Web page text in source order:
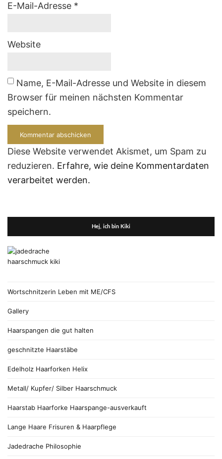
E-Mail-Adresse *
Website
Name, E-Mail-Adresse und Website in diesem
Browser für meinen nächsten Kommentar
speichern.
Diese Website verwendet Akismet, um Spam zu
reduzieren. Erfahre, wie deine Kommentardaten
verarbeitet werden.
Hej, ich bin Kiki
Wortschnitzerin Leben mit ME/CFS
Gallery
Haarspangen die gut halten
geschnitzte Haarstäbe
Edelholz Haarforken Helix
Metall/ Kupfer/ Silber Haarschmuck
Haarstab Haarforke Haarspange-ausverkauft
Lange Haare Frisuren & Haarpflege
Jadedrache Philosophie